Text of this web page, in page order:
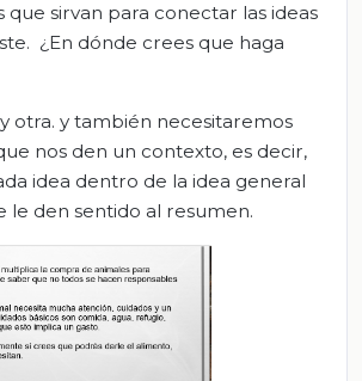
que sirvan para conectar las ideas
¿En dónde crees que haga
otra. y también necesitaremos
nos den un contexto, es decir,
idea dentro de la idea general
le den sentido al resumen.